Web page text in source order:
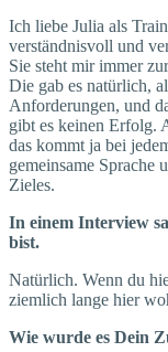
Ich liebe Julia als
verständnisvoll und
Sie steht mir immer
Die gab es natürlich,
Anforderungen, und
gibt es keinen Erfolg.
das kommt ja bei
gemeinsame Sprache
Zieles.
In einem Interview
bist.
Natürlich. Wenn du
ziemlich lange hier
Wie wurde es Dein